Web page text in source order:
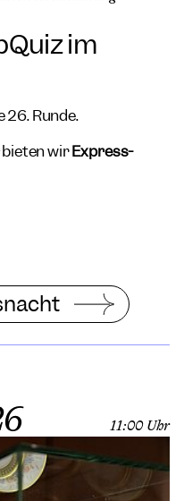
im
26. Runde.
bieten wirExpress-
11:00 Uhr